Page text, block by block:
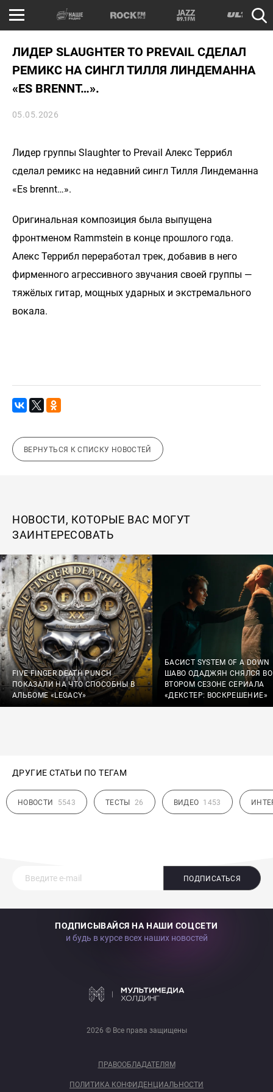
ЛИДЕР SLAUGHTER TO PREVAIL СДЕЛАЛ
РЕМИКС НА СИНГЛ ТИЛЛЯ ЛИНДЕМАННА
«ES BRENNT…».
05.05.2026
Лидер группы Slaughter to Prevail Алекс Террибл
сделал ремикс на недавний сингл Тилля Линдеманна
«Es brennt…».
Оригинальная композиция была выпущена
фронтменом Rammstein в конце прошлого года.
Алекс Террибл переработал трек, добавив в него
фирменного агрессивного звучания своей группы —
тяжёлых гитар, мощных ударных и экстремального
вокала.
ВЕРНУТЬСЯ К СПИСКУ НОВОСТЕЙ
НОВОСТИ, КОТОРЫЕ ВАС МОГУТ
ЗАИНТЕРЕСОВАТЬ
FIVE FINGER DEATH PUNCH
ПОКАЗАЛИ НА ЧТО СПОСОБНЫ В
АЛЬБОМЕ «LEGACY»
БАСИСТ SYSTEM OF A DOWN
ШАВО ОДАДЖЯН СНЯЛСЯ ВО
ВТОРОМ СЕЗОНЕ СЕРИАЛА
«ДЕКСТЕР: ВОСКРЕШЕНИЕ»
ДРУГИЕ СТАТЬИ ПО ТЕГАМ
НОВОСТИ 5543 ТЕСТЫ 26 ВИДЕО 1453
ПОДПИСАТЬСЯ
ПОДПИСЫВАЙСЯ НА НАШИ СОЦСЕТИ
и будь в курсе всех наших новостей
2026 © Все права защищены
ПРАВООБЛАДАТЕЛЯМ
ПОЛИТИКА КОНФИДЕНЦИАЛЬНОСТИ